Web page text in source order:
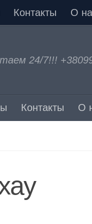
Контакты О
24/7!!!
Контакты О